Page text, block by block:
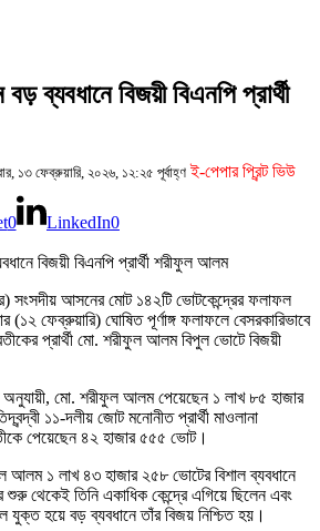
ব্যবধানে বিজয়ী বিএনপি প্রার্থী
১৩ ফেব্রুয়ারি, ২০২৬, ১২:২৫ পূর্বাহ্ণ ই-পেপার প্রিন্ট ভিউ
0 LinkedIn0
সংসদীয় আসনের মোট ১৪২টি ভোটকেন্দ্রের ফলাফল
(১২ ফেব্রুয়ারি) ঘোষিত পূর্ণাঙ্গ ফলাফলে বেসরকারিভাবে
প্রার্থী মো. শরীফুল আলম বিপুল ভোটে বিজয়ী
অনুযায়ী, মো. শরীফুল আলম পেয়েছেন ১ লাখ ৮৫ হাজার
১১-দলীয় জোট মনোনীত প্রার্থী মাওলানা
পেয়েছেন ৪২ হাজার ৫৫৫ ভোট।
আলম ১ লাখ ৪৩ হাজার ২৫৮ ভোটের বিশাল ব্যবধানে
থেকেই তিনি একাধিক কেন্দ্রে এগিয়ে ছিলেন এবং
যুক্ত হয়ে বড় ব্যবধানে তাঁর বিজয় নিশ্চিত হয়।